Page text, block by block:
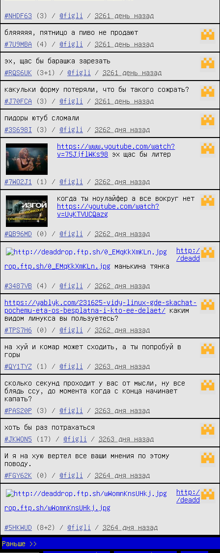
#NHDF63 (3) / @figli / 3261 день назад
бляяяяя, пятницо а пиво не продают
#7U9MBA
(4) / @figli / 3261 день назад
эх, щас бы барашка зарезать
#RQS6UK
(3+1) / @figli / 3261 день назад
какульки форму потеряли, что бы такого сожрать?
#J70FCA
(3) / @figli / 3261 день назад
пидоры ютуб сломали
#3S698I
(3) / @figli / 3262 дня назад
https://www.youtube.com/watch?
v=75JjflWKs98 эх щас бы литер
#7WO2J1 (1) / @figli / 3262 дня назад
https://youtube.com/watch?
v=UyKTVUCQazg
#QB96MD (0) / @figli / 3262 дня назад
http:/
/deadd
rop.ftp.sh/0_EMqKkXmKLn.jpg манькина тянка
#3487VB (4) / @figli / 3262 дня назад
https://yablyk.com/231625-vidy-linux-gde-skachat-
pochemu-eta-os-besplatna-i-kto-ee-delaet/ каким
видом линукса вы пользуетесь?
#TPS7H6
(0) / @figli / 3262 дня назад
на хуй и комар может сходить, а ты попробуй в
горы
#QY1TYZ
(1) / @figli / 3263 дня назад
сколько секунд проходит у вас от мысли, ну все
блядь ссу, до момента когда с конца начинает
капать?
#PAS20P
(3) / @figli / 3263 дня назад
хоть бы раз потрахаться
#JKWON5
(17) / @figli / 3263 дня назад
И я на хую вертел все ваши мнения по этому
поводу.
#FGY62K
(0) / @figli / 3264 дня назад
http:/
/deadd
rop.ftp.sh/wWomnKnsUHkj.jpg
#5HKWUD (8+2) / @figli / 3264 дня назад
Раньше >>